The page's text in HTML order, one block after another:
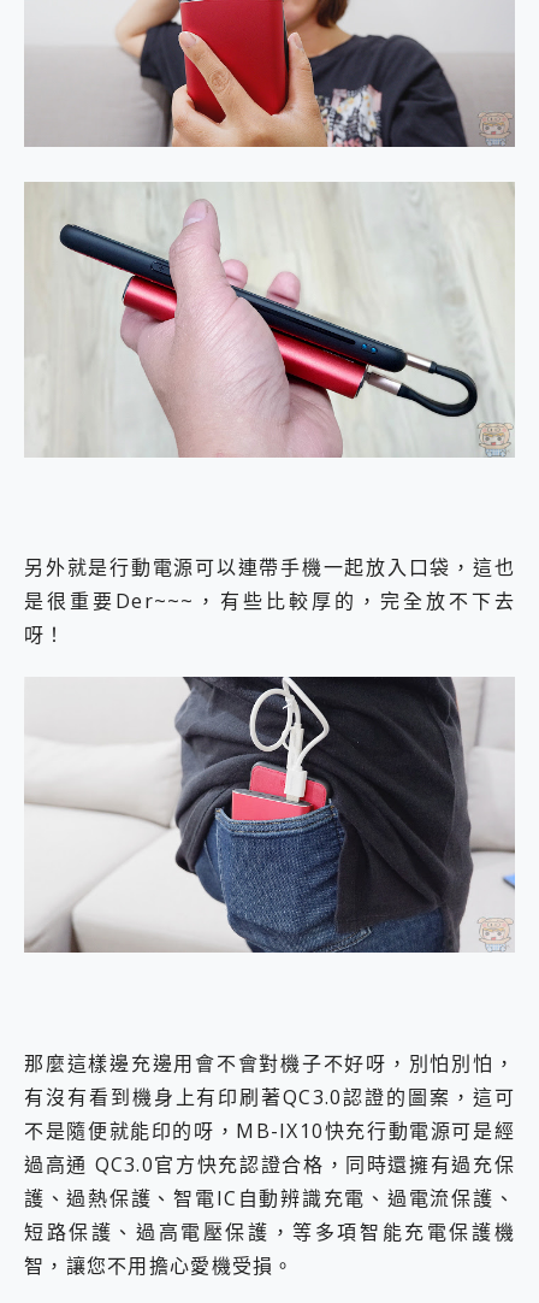
另外就是行動電源可以連帶手機一起放入口袋，這也
是很重要Der~~~，有些比較厚的，完全放不下去
呀！
那麼這樣邊充邊用會不會對機子不好呀，別怕別怕，
有沒有看到機身上有印刷著QC3.0認證的圖案，這可
不是隨便就能印的呀，MB-IX10快充行動電源可是經
過高通 QC3.0官方快充認證合格，同時還擁有過充保
護、過熱保護、智電IC自動辨識充電、過電流保護、
短路保護、過高電壓保護，等多項智能充電保護機
智，讓您不用擔心愛機受損。